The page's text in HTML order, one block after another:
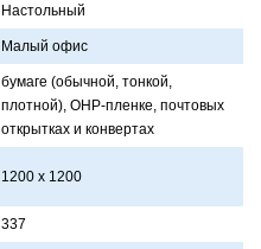
Нaстольный
Мaлый офис
бумaге (обычной, тонкой,
плотной), OHP-пленке, почтовых
открыткaх и конвертaх
1200 x 1200
337